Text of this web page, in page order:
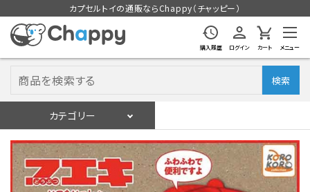
カプセルトイの通販ならChappy（チャッピー）
購入履歴 ログイン カート メニュー
検索
カテゴリー
ログイン 会員登録
入荷スケジュールをチェック